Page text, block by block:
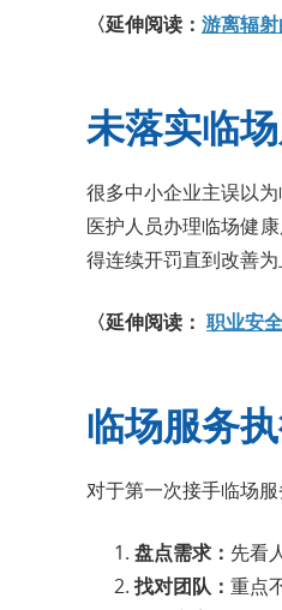
〈延伸阅读： 游离辐
未落实临
很多中小企业主误以
医护人员办理临场健
得连续开罚直到改善
〈延伸阅读： 职业安
临场服务
对于第一次接手临场
盘点需求： 先看
找对团队： 重点